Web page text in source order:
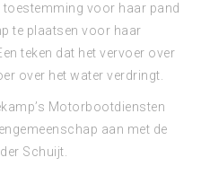
toestemming voor haar pand
te plaatsen voor haar
teken dat het vervoer over
over het water verdringt.
Motorbootdiensten
aan met de
Schuijt.